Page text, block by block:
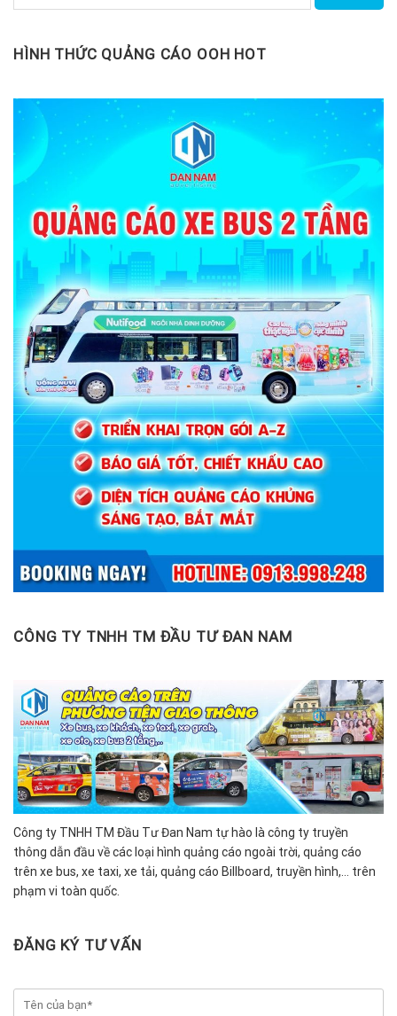
HÌNH THỨC QUẢNG CÁO OOH HOT
CÔNG TY TNHH TM ĐẦU TƯ ĐAN NAM
Công ty TNHH TM Đầu Tư Đan Nam tự hào là công ty truyền
thông dẫn đầu về các loại hình quảng cáo ngoài trời, quảng cáo
trên xe bus, xe taxi, xe tải, quảng cáo Billboard, truyền hình,… trên
phạm vi toàn quốc.
ĐĂNG KÝ TƯ VẤN